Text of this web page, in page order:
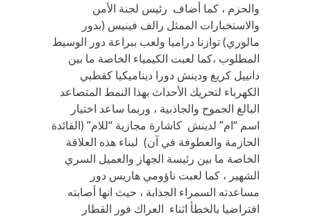
والحزم ، كما أضاف رئيس لجنة الأمن
والاستخبارات الممثل رالف فينيس (بدور
مالوري) توازنا دراميا ولعب ببراعة دور الوسيط
المطلوب ،كما لعبت الكيمياء الخاصة ما بين
دانييل كريغ ودينش دورا ديناميكيا كقطبي
الكهرباء لتحريك الأحداث بهذا النمط المتصاعد
البالغ الجموح والجاذبية ، وربما ساعد اختيار
اسم “ام” لدينش كاشارة مجازية “للام” (القائدة
الحازمة والعطوفة في آن) لبناء هذه العلاقة
الخاصة ما بين رئيسة الجهاز والعميل السري
الشهير ، كما لعبت ناؤومي هاريس دور
مساعدته السمراء الجذابة ، حيث انها أصابته
افتراضيا بالخطأ اثناء العراك فور القطار